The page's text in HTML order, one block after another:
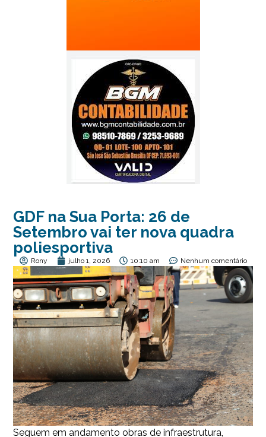
GDF na Sua Porta: 26 de
Setembro vai ter nova quadra
poliesportiva
Rony julho 1, 2026 10:10 am Nenhum comentário
Seguem em andamento obras de infraestrutura,